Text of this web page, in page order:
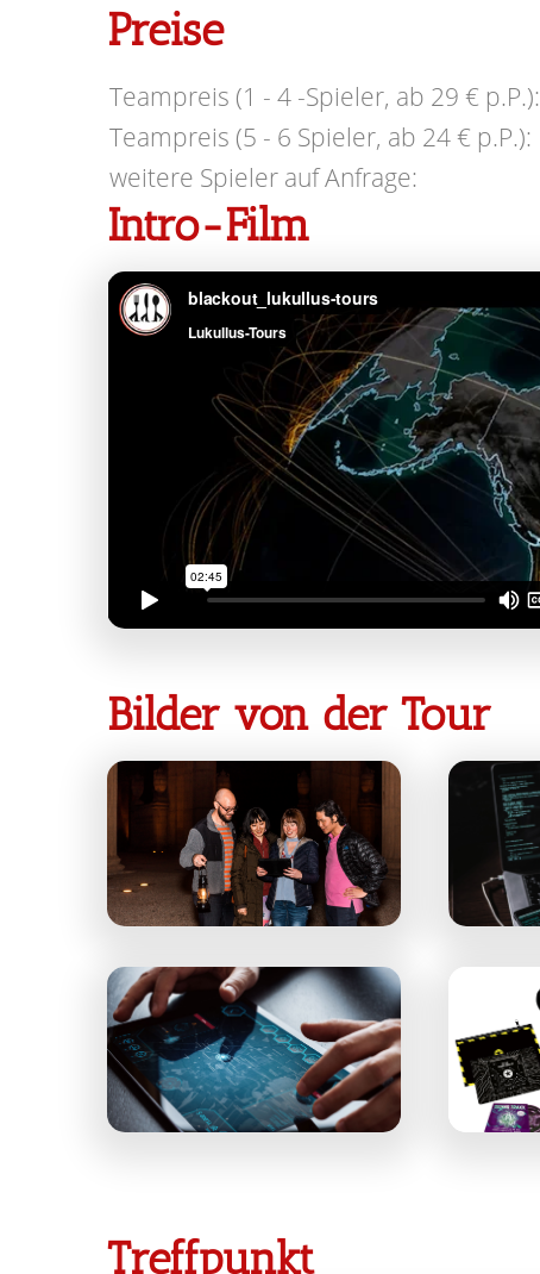
Preise
Teampreis (1 - 4 -Spieler, ab 29 € p.P.):
Teampreis (5 - 6 Spieler, ab 24 € p.P.):
weitere Spieler auf Anfrage:
Intro-Film
Bilder von der Tour
Treffpunkt